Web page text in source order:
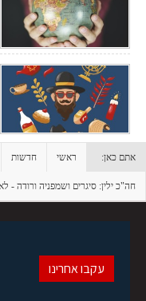
אתם כאן: ראשי חדשות
חה"כ ילין: סיגרים ושמפניה ורודה -
עקבו אחרינו